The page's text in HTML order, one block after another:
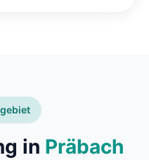
in Präbach